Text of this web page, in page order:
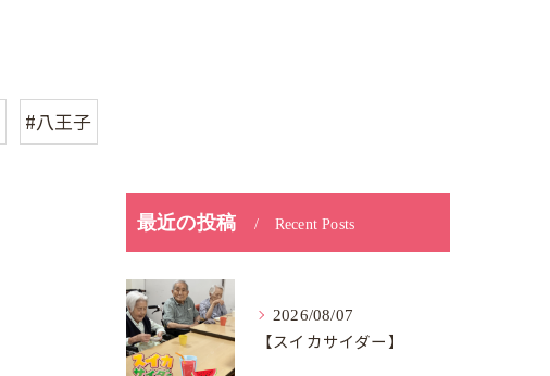
#八王子
最近の投稿 Recent Posts
2026/08/07
【スイカサイダー】